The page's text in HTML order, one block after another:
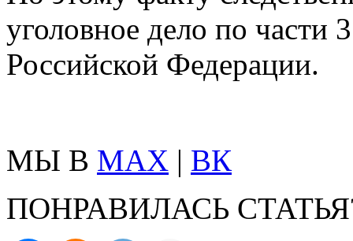
уголовное дело по части
Российской Федерации.
МЫ В MAX | ВК
ПОНРАВИЛАСЬ